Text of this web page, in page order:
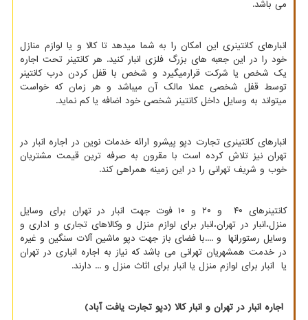
می باشد.
انبارهای کانتینری این امکان را به شما میدهد تا کالا و یا لوازم منازل
خود را در این جعبه های بزرگ فلزی انبار کنید. هر کانتینر تحت اجاره
یک شخص یا شرکت قرارمیگیرد و شخص با قفل کردن درب کانتینر
توسط قفل شخصی عملا مالک آن میباشد و هر زمان که خواست
میتواند به وسایل داخل کانتینر شخصی خود اضافه یا کم نماید.
انبارهای کانتینری تجارت دپو پیشرو ارائه خدمات نوین در اجاره انبار در
تهران نیز تلاش كرده است با مقرون به صرفه ترین قیمت مشتریان
خوب و شریف تهرانی را در این زمینه همراهی كند.
کانتینرهای ۴۰ و ۲۰ و ۱۰ فوت جهت انبار در تهران برای وسایل
منزل،انبار در تهران،انبار برای لوازم منزل و وکالاهای تجاری و اداری و
وسایل رستورانها و ....با فضای باز جهت دپو ماشین آلات سنگین و غیره
در خدمت همشهریان تهرانی می باشد که نیاز به اجاره انباری در تهران
یا انبار برای لوازم منزل یا انبار برای اثاث منزل و ... دارند.
اجاره انبار در تهران و انبار کالا (دپو تجارت یافت آباد)